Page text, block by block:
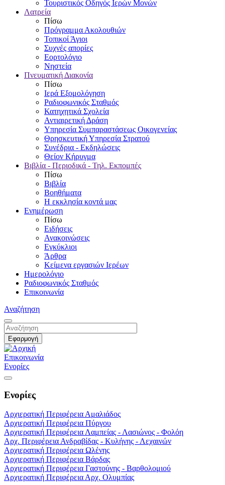
Τουριστικός Οδηγός Ιερών Μονών
Λατρεία
Πίσω
Πρόγραμμα Ακολουθιών
Τοπικοί Άγιοι
Συχνές απορίες
Εορτολόγιο
Νηστεία
Πνευματική Διακονία
Πίσω
Ιερά Εξομολόγηση
Ραδιοφωνικός Σταθμός
Κατηχητικά Σχολεία
Αντιαιρετική Δράση
Υπηρεσία Συμπαραστάσεως Οικογενείας
Θρησκευτική Υπηρεσία Στρατού
Συνέδρια - Εκδηλώσεις
Θείον Κήρυγμα
Βιβλία - Περιοδικά - Τηλ. Εκπομπές
Πίσω
Βιβλία
Βοηθήματα
Η εκκλησία κοντά μας
Ενημέρωση
Πίσω
Ειδήσεις
Ανακοινώσεις
Εγκύκλιοι
Άρθρα
Κείμενα εργασιών Ιερέων
Ημερολόγιο
Ραδιοφωνικός Σταθμός
Επικοινωνία
Αναζήτηση
Επικοινωνία
Ενορίες
Ενορίες
Αρχιερατική Περιφέρεια Αμαλιάδος
Αρχιερατική Περιφέρεια Πύργου
Αρχιερατική Περιφέρεια Λαμπείας - Λασιώνος - Φολόη
Αρχ. Περιφέρεια Ανδραβίδας - Κυλήνης - Λεχαινών
Αρχιερατική Περιφέρεια Ωλένης
Αρχιερατική Περιφέρεια Βάρδας
Αρχιερατική Περιφέρεια Γαστούνης - Βαρθολομιού
Αρχιερατική Περιφέρεια Αρχ. Ολυμπίας